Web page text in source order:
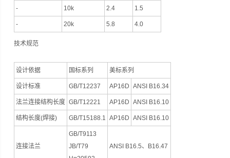
- 10k 2.4 1.5
- 20k 5.8 4.0
技术规范
设计依据 国标系列 美标系列
设计标准 GB/T12237 AP16D ANSI B16.34
法兰连接结构长度 GB/T12221 AP16D ANSI B16.10
结构长度(焊接) GB/T15188.1 AP16D ANSI B16.10
连接法兰
GB/T9113
JB/T79
ANSI B16.5、B16.47